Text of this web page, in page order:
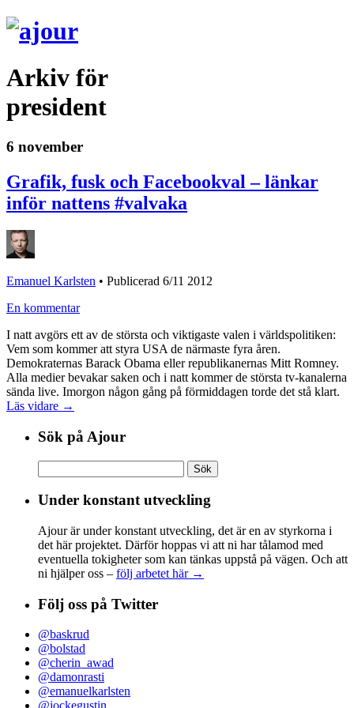
Arkiv för
president
6 november
Grafik, fusk och Facebookval – länkar
inför nattens #valvaka
Emanuel Karlsten • Publicerad 6/11 2012
En kommentar
I natt avgörs ett av de största och viktigaste valen i världspolitiken:
Vem som kommer att styra USA de närmaste fyra åren.
Demokraternas Barack Obama eller republikanernas Mitt Romney.
Alla medier bevakar saken och i natt kommer de största tv-kanalerna
sända live. Imorgon någon gång på förmiddagen torde det stå klart.
Läs vidare →
Sök på Ajour
efter:
Under konstant utveckling
Ajour är under konstant utveckling, det är en av styrkorna i
det här projektet. Därför hoppas vi att ni har tålamod med
eventuella tokigheter som kan tänkas uppstå på vägen. Och att
ni hjälper oss – följ arbetet här →
Följ oss på Twitter
@baskrud
@bolstad
@cherin_awad
@damonrasti
@emanuelkarlsten